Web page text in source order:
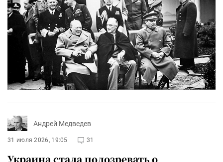
Андрей Медведев
31 июля 2026, 19:05 31
Украина стала подозревать о